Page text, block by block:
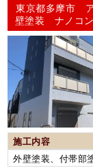
東京都多摩市
壁塗装 ナノコ
施工内容
外壁塗装、付帯部